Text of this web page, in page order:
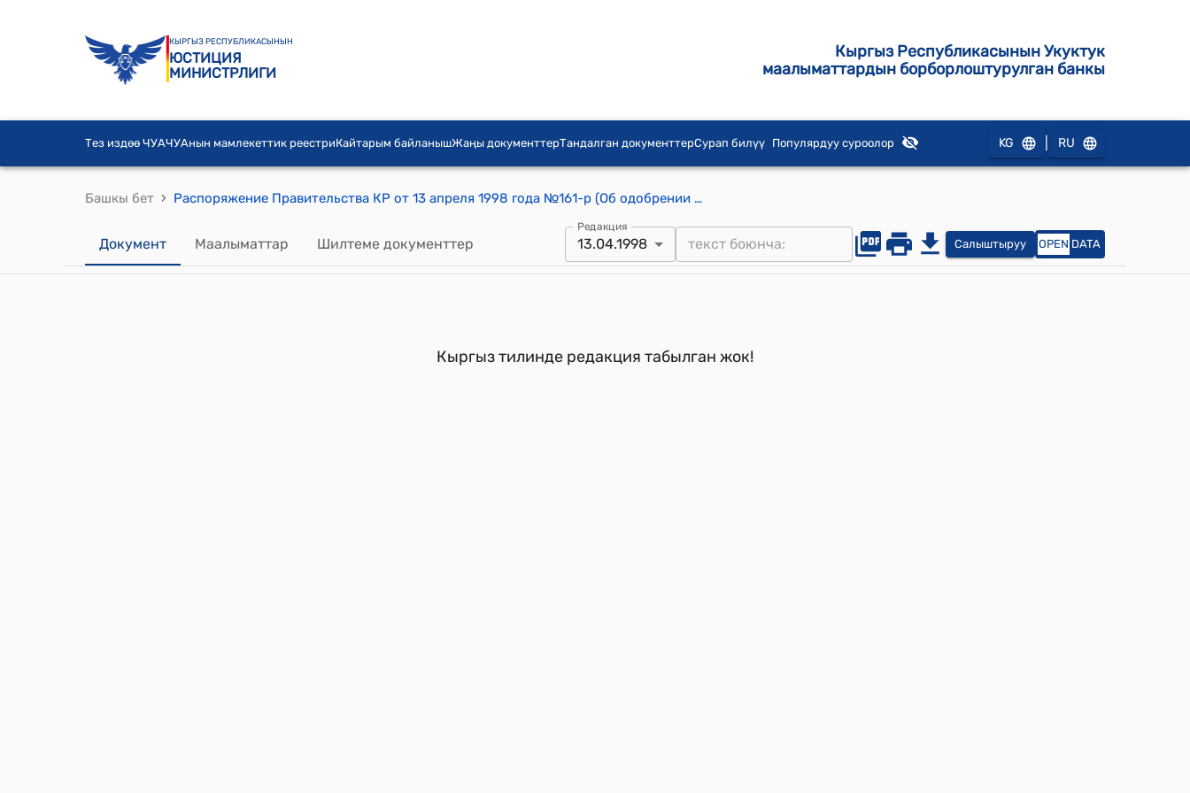
КЫРГЫЗ РЕСПУБЛИКАСЫНЫН
ЮСТИЦИЯ
МИНИСТРЛИГИ
Кыргыз Республикасынын Укуктук
маалыматтардын борборлоштурулган банкы
Тез издөө ЧУАЧУАнын мамлекеттик реестриКайтарым байланышЖаңы документтерТандалган документтерСурап билүү Популярдуу суроолор KG RU
Башкы бет › Распоряжение Правительства КР от 13 апреля 1998 года №161-р (Об одобрении проекта Соглашения между Правительством КР и Правительством Турецкой Республики о сотрудничестве в области лесного хозяйства)
Документ Маалыматтар Шилтеме документтер
Редакция
13.04.1998 Салыштыруу OPEN DATA
Кыргыз тилинде редакция табылган жок!